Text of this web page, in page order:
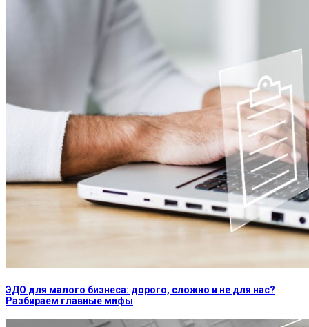
ЭДО для малого бизнеса: дорого, сложно и не для нас?
Разбираем главные мифы